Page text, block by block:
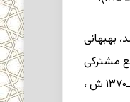
بهبهانی
مصدق موضع مشترکی
داشتند، اما این موضع مشترک به منزله همسویی کامل نبود و حتی کاشانی از او انتقاد هم می کرده است (شهربانی کشور، ج ۱، ص ۴۹۱ـ۴۹۲؛ کریمیان ، ص ۸۹؛ عاقلی ، ۱۳۶۹ـ۱۳۷۰ ش ،